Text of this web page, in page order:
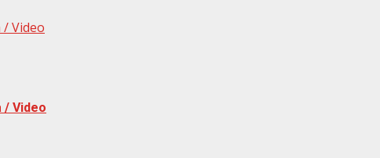
Video
/ Video